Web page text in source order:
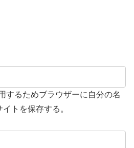
するためブラウザーに自分の名
トを保存する。